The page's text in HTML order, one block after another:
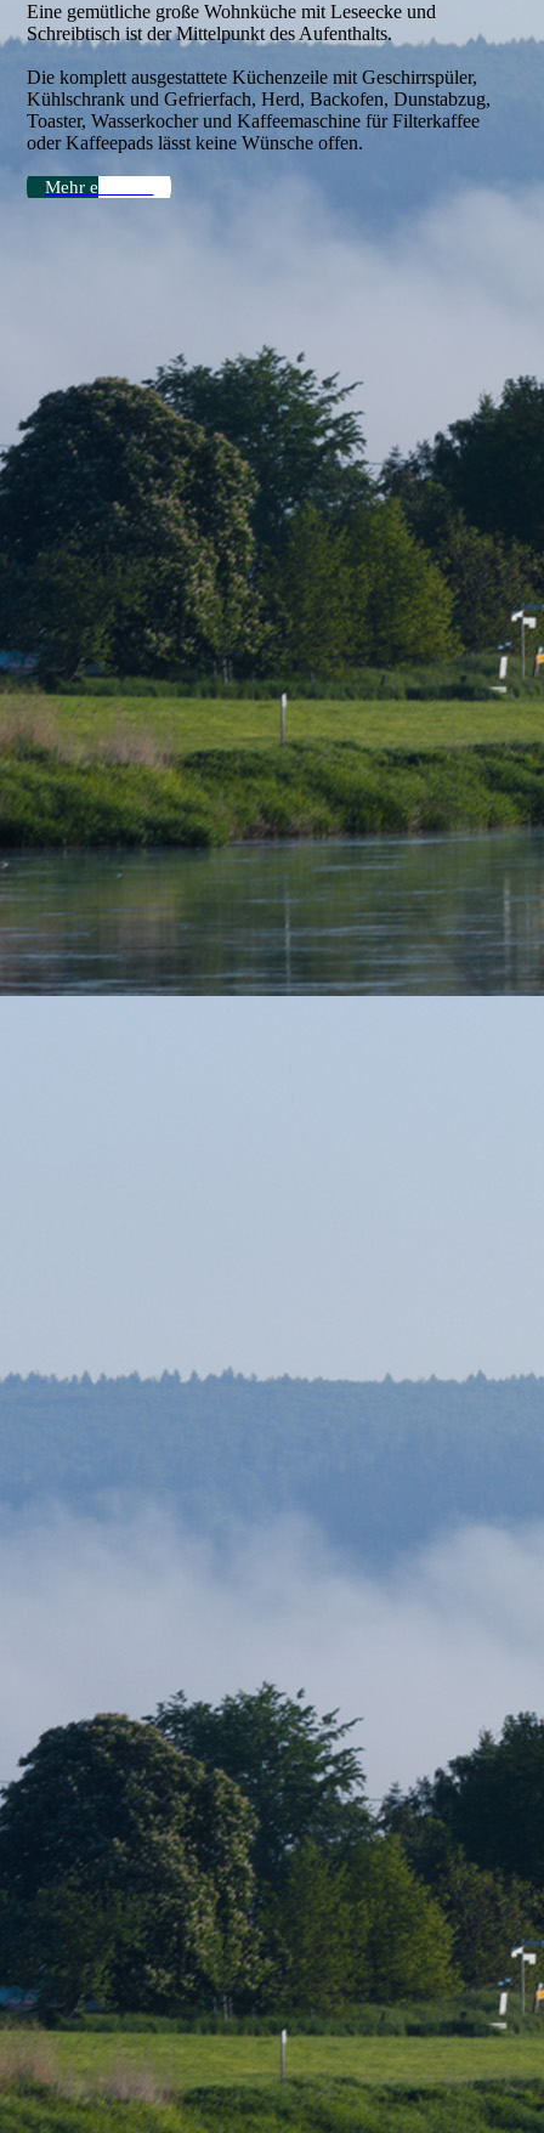
Eine gemütliche große Wohnküche mit Leseecke und
Schreibtisch ist der Mittelpunkt des Aufenthalts.
Die komplett ausgestattete Küchenzeile mit Geschirrspüler,
Kühlschrank und Gefrierfach, Herd, Backofen, Dunstabzug,
Toaster, Wasserkocher und Kaffeemaschine für Filterkaffee
oder Kaffeepads lässt keine Wünsche offen.
Mehr erfahren